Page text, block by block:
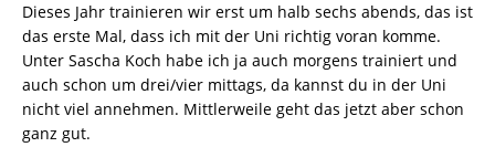
Dieses Jahr trainieren wir erst um halb sechs abends, das ist
das erste Mal, dass ich mit der Uni richtig voran komme.
Unter Sascha Koch habe ich ja auch morgens trainiert und
auch schon um drei/vier mittags, da kannst du in der Uni
nicht viel annehmen. Mittlerweile geht das jetzt aber schon
ganz gut.